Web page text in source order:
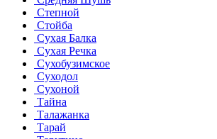
Степной
Стойба
Сухая Балка
Сухая Речка
Сухобузимское
Суходол
Сухоной
Тайна
Талажанка
Тарай